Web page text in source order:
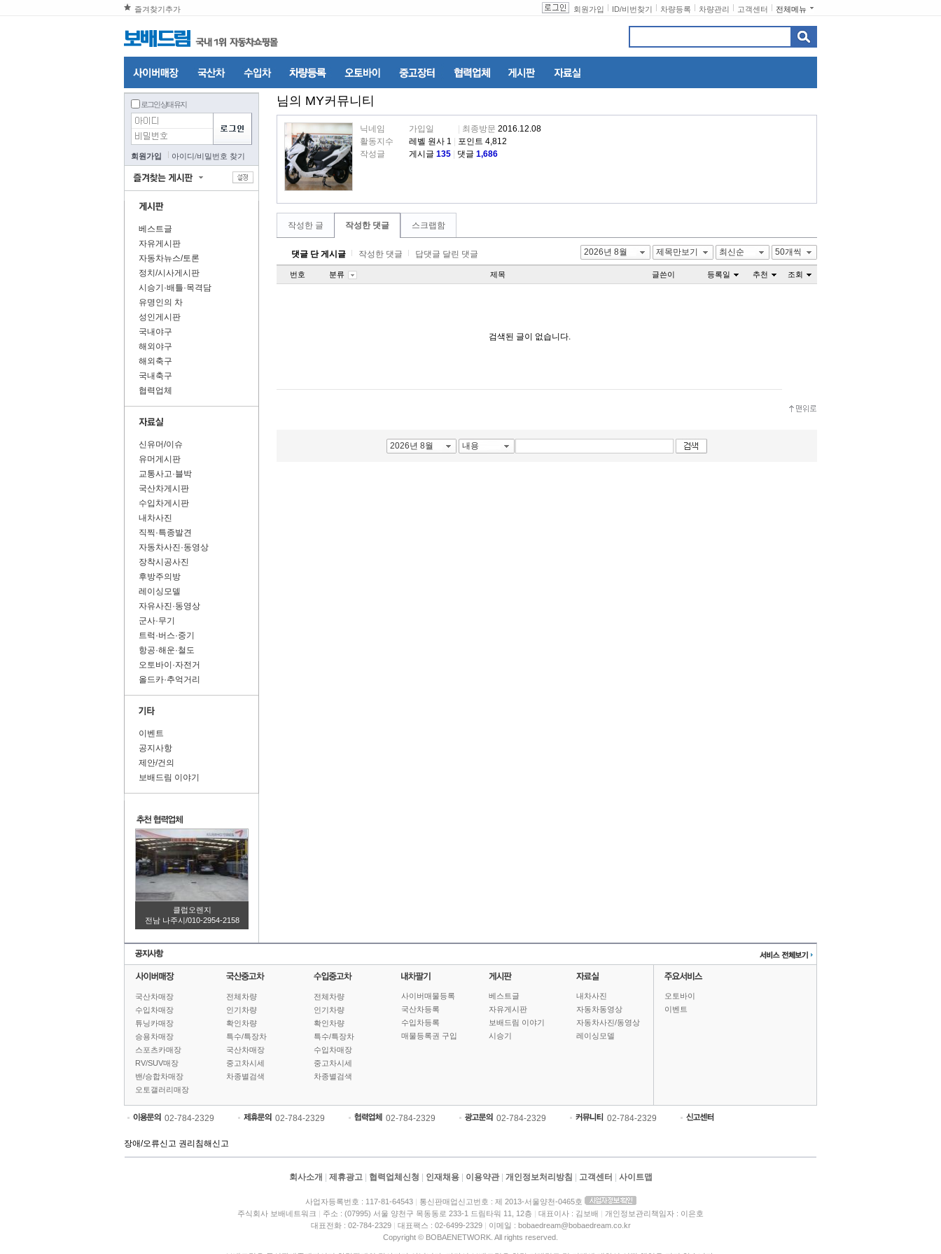
즐겨찾기추가 전체메뉴
고객센터
차량관리
차량등록
ID/비번찾기
회원가입
로그인 상태 유지
회원가입 아이디/비밀번호 찾기
베스트글
자유게시판
자동차뉴스/토론
정치/시사게시판
시승기·배틀·목격담
유명인의 차
성인게시판
국내야구
해외야구
해외축구
국내축구
협력업체
신유머/이슈
유머게시판
교통사고·블박
국산차게시판
수입차게시판
내차사진
직찍·특종발견
자동차사진·동영상
장착시공사진
후방주의방
레이싱모델
자유사진·동영상
군사·무기
트럭·버스·중기
항공·해운·철도
오토바이·자전거
올드카·추억거리
이벤트
공지사항
제안/건의
보배드림 이야기
클럽오렌지
전남 나주시/010-2954-2158
님의 MY커뮤니티
닉네임 가입일 최종방문 2016.12.08
활동지수
레벨 원사 1
포인트 4,812
작성글
게시글 135 댓글 1,686
작성한 글 작성한 댓글 스크랩함
댓글 단 게시글 작성한 댓글 답댓글 달린 댓글 2026년 8월 제목만보기 최신순 50개씩
번호 분류 제목 글쓴이 등록일 추천 조회
검색된 글이 없습니다.
2026년 8월 내용
국산차매장
수입차매장
튜닝카매장
승용차매장
스포츠카매장
RV/SUV매장
밴/승합차매장
오토갤러리매장
전체차량
인기차량
확인차량
특수/특장차
국산차매장
중고차시세
차종별검색
전체차량
인기차량
확인차량
특수/특장차
수입차매장
중고차시세
차종별검색
사이버매물등록
국산차등록
수입차등록
매물등록권 구입
베스트글
자유게시판
보배드림 이야기
시승기
내차사진
자동차동영상
자동차사진/동영상
레이싱모델
오토바이
이벤트
02-784-2329 02-784-2329 02-784-2329 02-784-2329 02-784-2329
장애/오류신고 권리침해신고
회사소개 제휴광고 협력업체신청 인재채용 이용약관 개인정보처리방침 고객센터 사이트맵
사업자등록번호 : 117-81-64543 | 통신판매업신고번호 : 제 2013-서울양천-0465호
주식회사 보배네트워크 | 주소 : (07995) 서울 양천구 목동동로 233-1 드림타워 11, 12층 | 대표이사 : 김보배 | 개인정보관리책임자 : 이은호
대표전화 : 02-784-2329 | 대표팩스 : 02-6499-2329 | 이메일 : bobaedream@bobaedream.co.kr
Copyright © BOBAENETWORK. All rights reserved.